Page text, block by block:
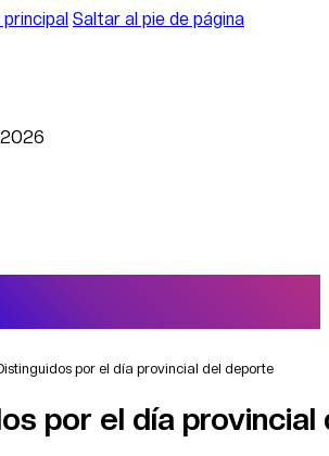
Saltar al pie de página
por el día provincial del deporte
por el día